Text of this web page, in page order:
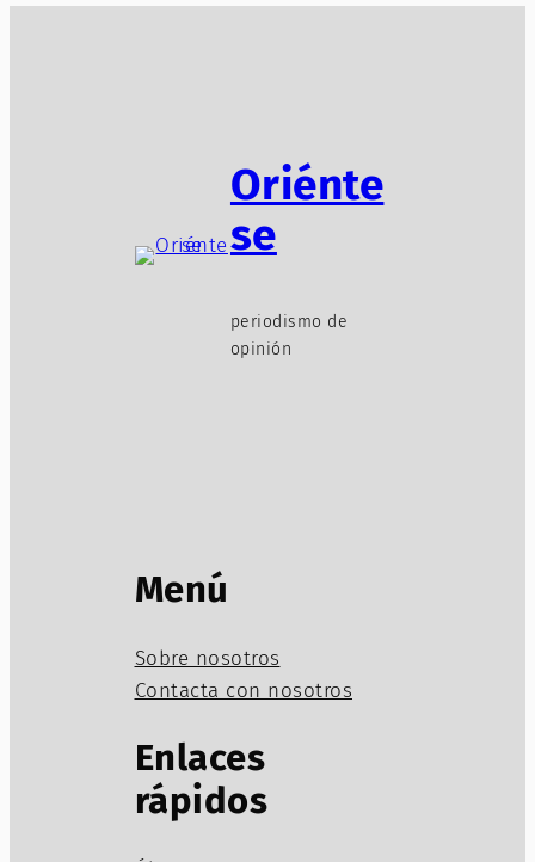
Oriénte
se
periodismo de
opinión
Menú
Sobre nosotros
Contacta con nosotros
Enlaces
rápidos